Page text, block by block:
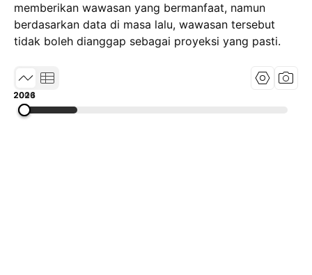
memberikan wawasan yang bermanfaat, namun
berdasarkan data di masa lalu, wawasan tersebut
tidak boleh dianggap sebagai proyeksi yang pasti.
2001
2013
2026